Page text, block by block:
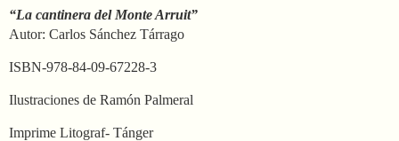
“La cantinera del Monte Arruit”
Autor: Carlos Sánchez Tárrago
ISBN-978-84-09-67228-3
Ilustraciones de Ramón Palmeral
Imprime Litograf- Tánger